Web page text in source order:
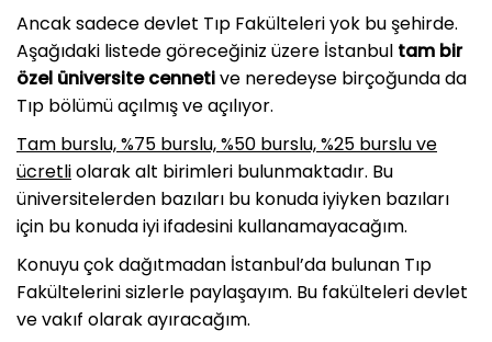
Ancak sadece devlet Tıp Fakülteleri yok bu şehirde.
Aşağıdaki listede göreceğiniz üzere İstanbul tam bir
özel üniversite cennetive neredeyse birçoğunda da
Tıp bölümü açılmış ve açılıyor.
Tam burslu, %75 burslu, %50 burslu, %25 burslu ve
ücretliolarak alt birimleri bulunmaktadır. Bu
üniversitelerden bazıları bu konuda iyiyken bazıları
için bu konuda iyi ifadesini kullanamayacağım.
Konuyu çok dağıtmadan İstanbul’da bulunan Tıp
Fakültelerini sizlerle paylaşayım. Bu fakülteleri devlet
ve vakıf olarak ayıracağım.